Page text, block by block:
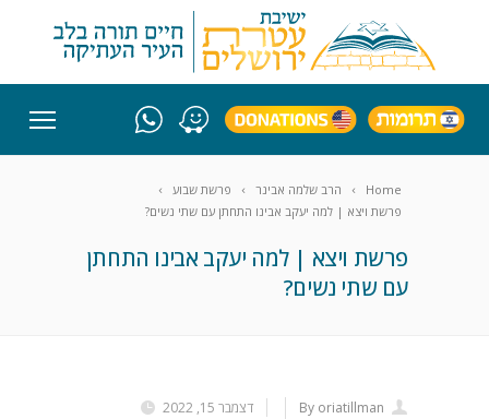
Home הרב שלמה אבינר
פרשת שבוע
פרשת ויצא | למה יעקב אבינו התחתן עם שתי נשים?
פרשת ויצא | למה יעקב אבינו התחתן
עם שתי נשים?
דצמבר 15, 2022
By oriatillman